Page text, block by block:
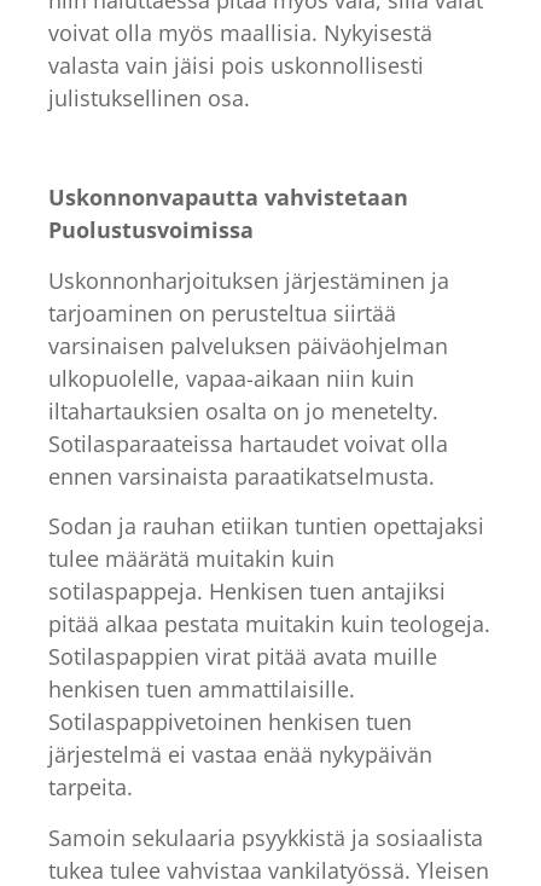
voivat olla myös maallisia. Nykyisestä
valasta vain jäisi pois uskonnollisesti
julistuksellinen osa.
Uskonnonvapautta vahvistetaan
Puolustusvoimissa
Uskonnonharjoituksen järjestäminen ja
tarjoaminen on perusteltua siirtää
varsinaisen palveluksen päiväohjelman
ulkopuolelle, vapaa-aikaan niin kuin
iltahartauksien osalta on jo menetelty.
Sotilasparaateissa hartaudet voivat olla
ennen varsinaista paraatikatselmusta.
Sodan ja rauhan etiikan tuntien opettajaksi
tulee määrätä muitakin kuin
sotilaspappeja. Henkisen tuen antajiksi
pitää alkaa pestata muitakin kuin teologeja.
Sotilaspappien virat pitää avata muille
henkisen tuen ammattilaisille.
Sotilaspappivetoinen henkisen tuen
järjestelmä ei vastaa enää nykypäivän
tarpeita.
Samoin sekulaaria psyykkistä ja sosiaalista
tukea tulee vahvistaa vankilatyössä. Yleisen